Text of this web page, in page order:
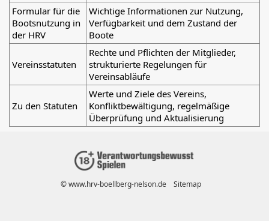
Formular für die
Bootsnutzung in
der HRV
Wichtige Informationen zur Nutzung,
Verfügbarkeit und dem Zustand der
Boote
Vereinsstatuten
Rechte und Pflichten der Mitglieder,
strukturierte Regelungen für
Vereinsabläufe
Zu den Statuten
Werte und Ziele des Vereins,
Konfliktbewältigung, regelmäßige
Überprüfung und Aktualisierung
© www.hrv-boellberg-nelson.de Sitemap